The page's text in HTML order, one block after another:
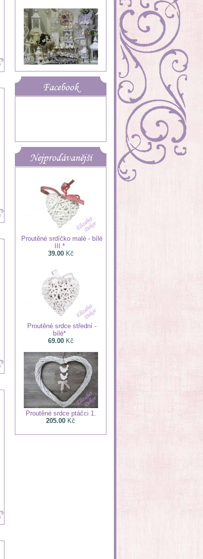
Facebook
Nejprodávanější
Proutěné srdíčko malé - bílé
III.*
39.00Kč
Proutěné srdce střední -
bílé*
69.00Kč
Proutěné srdce ptáčci 1.
205.00 Kč